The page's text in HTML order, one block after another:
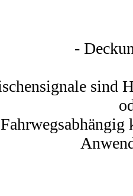
-
sind